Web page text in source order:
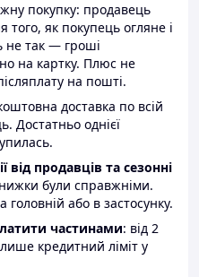
покупку: продавець
як покупець огляне і
не так — гроші
на картку. Плюс не
на пошті.
доставка по всій
Достатньо однієї
від продавців та сезонні
були справжніми.
або в застосунку.
частинами: від 2
кредитний ліміт у